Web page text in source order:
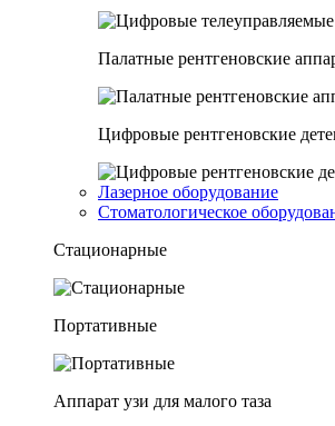
Палатные рентгеновские
Цифровые рентгеновские
Лазерное оборудование
Стоматологическое
Стационарные
Портативные
Аппарат узи для малого таза